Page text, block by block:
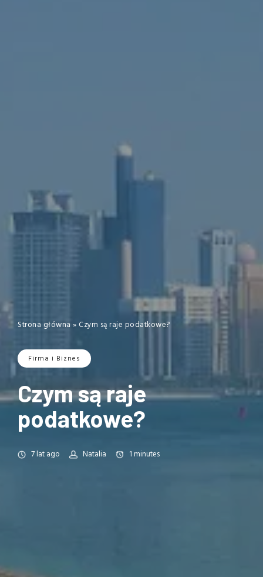
Strona główna » Czym są raje podatkowe?
Firma i Biznes
Czym są raje
podatkowe?
7 lat ago Natalia 1minutes